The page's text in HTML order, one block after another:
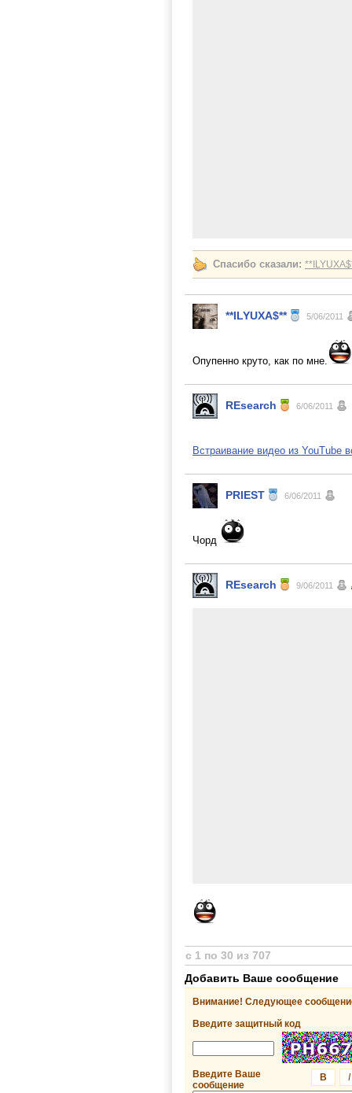
Спасибо сказали:
**ILYUXA$** 5/06/2011
Опупенно круто, как по мне.
REsearch 6/06/2011
Встраивание видео из YouTube
PRIEST 6/06/2011
Чорд
REsearch 9/06/2011
с 1 по 30 из 707
Добавить Ваше сообщение
Внимание! Следующее
Введите защитный код
I
B
Введите Ваше
сообщение